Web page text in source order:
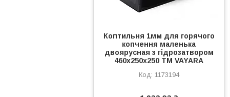
Коптильня 1мм для горячого
копчення маленька
двоярусная з гідрозатвором
460х250х250 ТМ VAYARA
1173194